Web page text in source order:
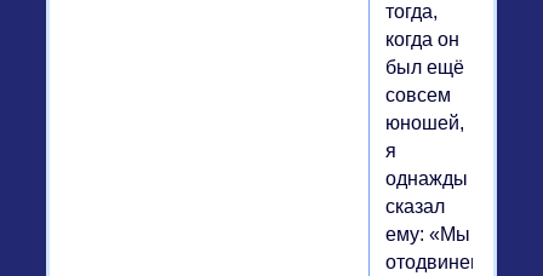
тогда,
когда он
был ещё
совсем
юношей,
я
однажды
сказал
ему: «Мы
отодвинемся